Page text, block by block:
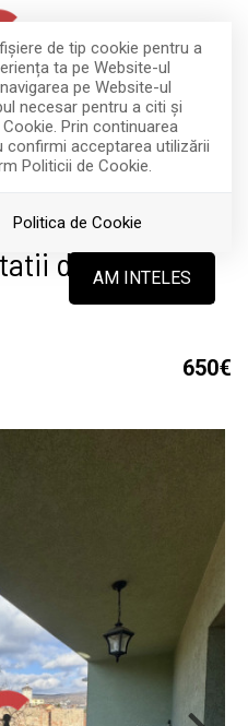
de tip cookie pentru a
ta pe Website-ul
pe Website-ul
necesar pentru a citi și
Prin continuarea
confirmi acceptarea utilizării
Politicii de Cookie.
Politica de Cookie
AM INTELES
Cluj-Napoca Semicentral
este activ !
si Terasa,
de Litere,
650€
RETRAS